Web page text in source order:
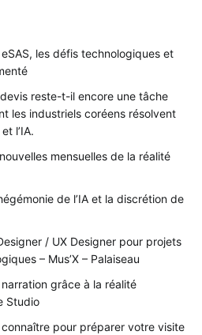
les défis technologiques et
reste-t-il encore une tâche
les industriels coréens résolvent
l’IA.
mensuelles de la réalité
de l’IA et la discrétion de
/ UX Designer pour projets
– Mus’X – Palaiseau
narration grâce à la réalité
Studio
connaître pour préparer votre visite